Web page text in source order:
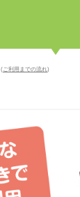
(ご利用までの流れ)